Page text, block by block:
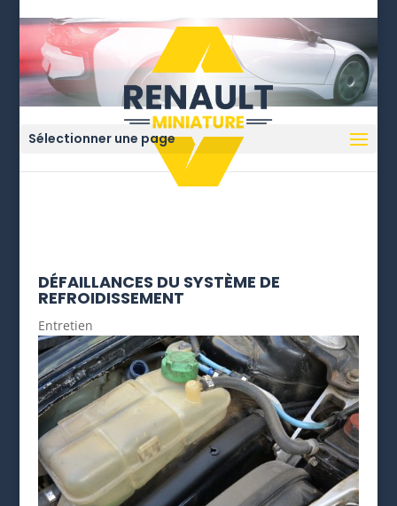
Sélectionner une page
DÉFAILLANCES DU SYSTÈME DE
REFROIDISSEMENT
Entretien